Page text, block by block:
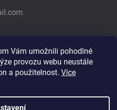
Vám umožnili pohodlné
provozu webu neustále
a použitelnost. Více